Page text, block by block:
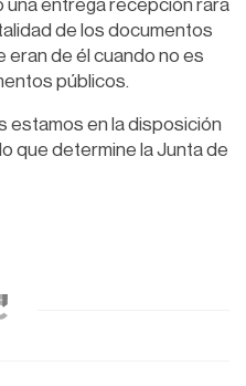
una entrega recepción rara
de los documentos
eran de él cuando no es
públicos.
estamos en la disposición
que determine la Junta de